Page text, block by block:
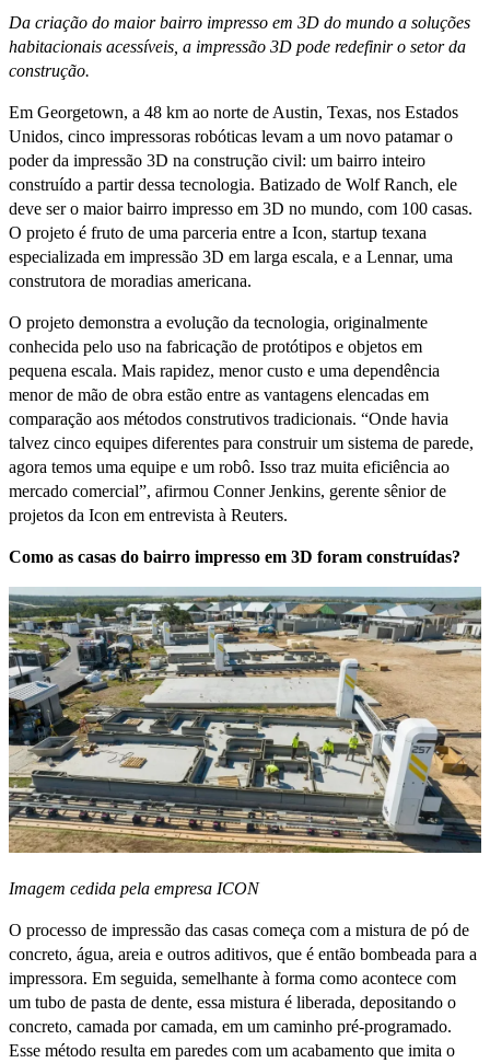
Da criação do maior bairro impresso em 3D do mundo a soluções
habitacionais acessíveis, a impressão 3D pode redefinir o setor da
construção.
Em Georgetown, a 48 km ao norte de Austin, Texas, nos Estados
Unidos, cinco impressoras robóticas levam a um novo patamar o
poder da impressão 3D na construção civil: um bairro inteiro
construído a partir dessa tecnologia. Batizado de Wolf Ranch, ele
deve ser o maior bairro impresso em 3D no mundo, com 100 casas.
O projeto é fruto de uma parceria entre a Icon, startup texana
especializada em impressão 3D em larga escala, e a Lennar, uma
construtora de moradias americana.
O projeto demonstra a evolução da tecnologia, originalmente
conhecida pelo uso na fabricação de protótipos e objetos em
pequena escala. Mais rapidez, menor custo e uma dependência
menor de mão de obra estão entre as vantagens elencadas em
comparação aos métodos construtivos tradicionais. “Onde havia
talvez cinco equipes diferentes para construir um sistema de parede,
agora temos uma equipe e um robô. Isso traz muita eficiência ao
mercado comercial”, afirmou Conner Jenkins, gerente sênior de
projetos da Icon em entrevista à Reuters.
Como as casas do bairro impresso em 3D foram construídas?
Imagem cedida pela empresa ICON
O processo de impressão das casas começa com a mistura de pó de
concreto, água, areia e outros aditivos, que é então bombeada para a
impressora. Em seguida, semelhante à forma como acontece com
um tubo de pasta de dente, essa mistura é liberada, depositando o
concreto, camada por camada, em um caminho pré-programado.
Esse método resulta em paredes com um acabamento que imita o